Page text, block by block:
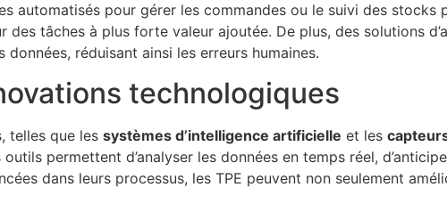
automatisés pour gérer les commandes ou le suivi des
des tâches à plus forte valeur ajoutée. De plus, des solutions
réduisant ainsi les erreurs humaines.
technologiques
telles que les systèmes d’intelligence artificielle et les
permettent d’analyser les données en temps réel,
dans leurs processus, les TPE peuvent non seulement